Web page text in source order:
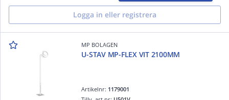
Logga in eller registrera
MP BOLAGEN
U-STAV MP-FLEX VIT 2100MM
Artikelnr: 1179001